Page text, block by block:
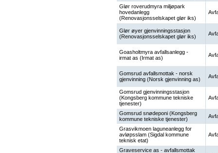
Glør roverudmyra miljøpark
hovedanlegg
(Renovasjonsselskapet glør iks)
Glør øyer gjenvinningsstasjon
(Renovasjonsselskapet glør iks)
Goasholtmyra avfallsanlegg -
irmat as (Irmat as)
Gomsrud avfallsmottak - norsk
gjenvinning (Norsk gjenvinning as)
Gomsrud gjenvinningsstasjon
(Kongsberg kommune tekniske
tjenester)
Gomsrud snødeponi (Kongsberg
kommune tekniske tjenester)
Grasvikmoen laguneanlegg for
avløpsslam (Sigdal kommune
teknisk etat)
Graveservice as - avfallsmottak